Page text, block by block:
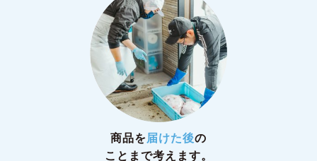
商品を届けた後の
ことまで考えます。